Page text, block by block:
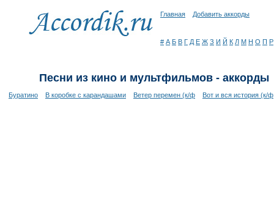
Главная Добавить аккорды
# А Б В Г Д Е Ж З И Й К Л М Н О П Р
Песни из кино и мультфильмов - аккорды
Буратино В коробке с карандашами Ветер перемен (к/ф Вот и вся история (к/ф